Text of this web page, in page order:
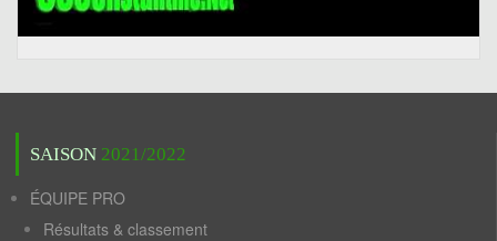
SAISON 2021/2022
ÉQUIPE PRO
Résultats & classement